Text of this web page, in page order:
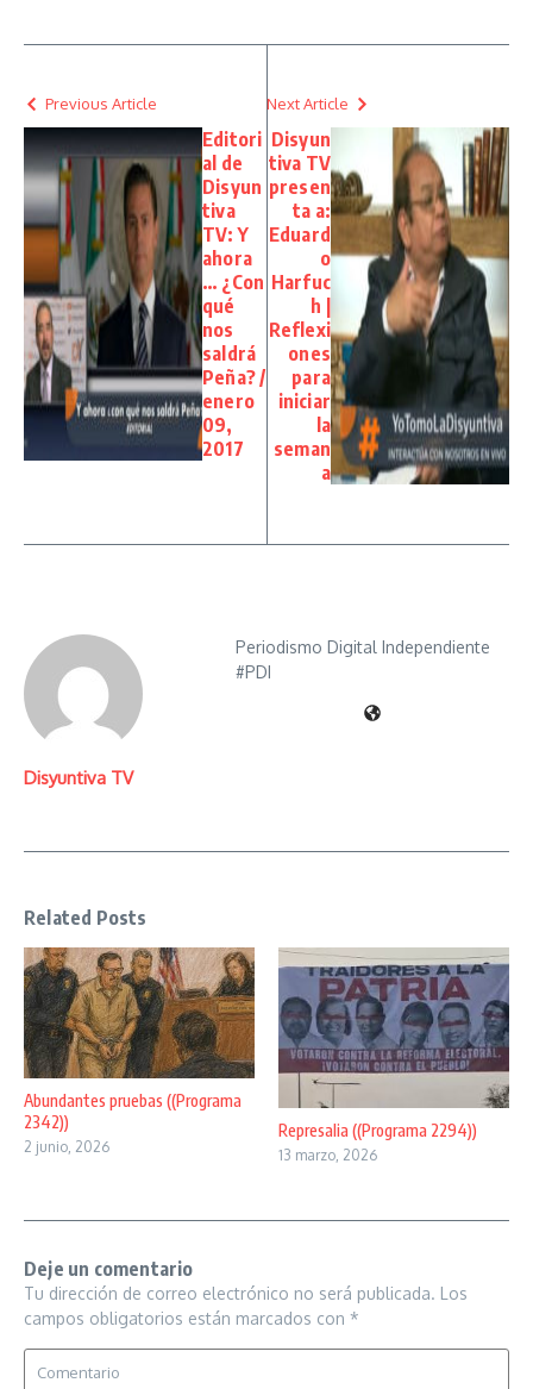
Previous Article
Editori
al de
Disyun
tiva
TV: Y
ahora
… ¿Con
qué
nos
saldrá
Peña? /
enero
09,
2017
Next Article
Disyun
tiva TV
presen
ta a:
Eduard
o
Harfuc
h |
Reflexi
ones
para
iniciar
la
seman
a
Disyuntiva TV
Periodismo Digital Independiente
#PDI
Related Posts
Abundantes pruebas ((Programa
2342))
2 junio, 2026
Represalia ((Programa 2294))
13 marzo, 2026
Deje un comentario
Tu dirección de correo electrónico no será publicada. Los
campos obligatorios están marcados con *